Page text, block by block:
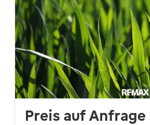
Preis auf Anfrage